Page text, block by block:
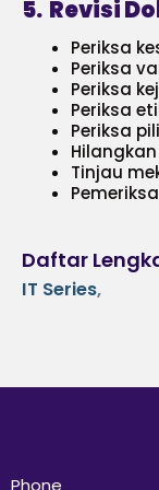
5. Revisi
Periksa
Periksa
Periksa
Periksa
Periksa
Tinjau
Daftar
IT Series,
Phone